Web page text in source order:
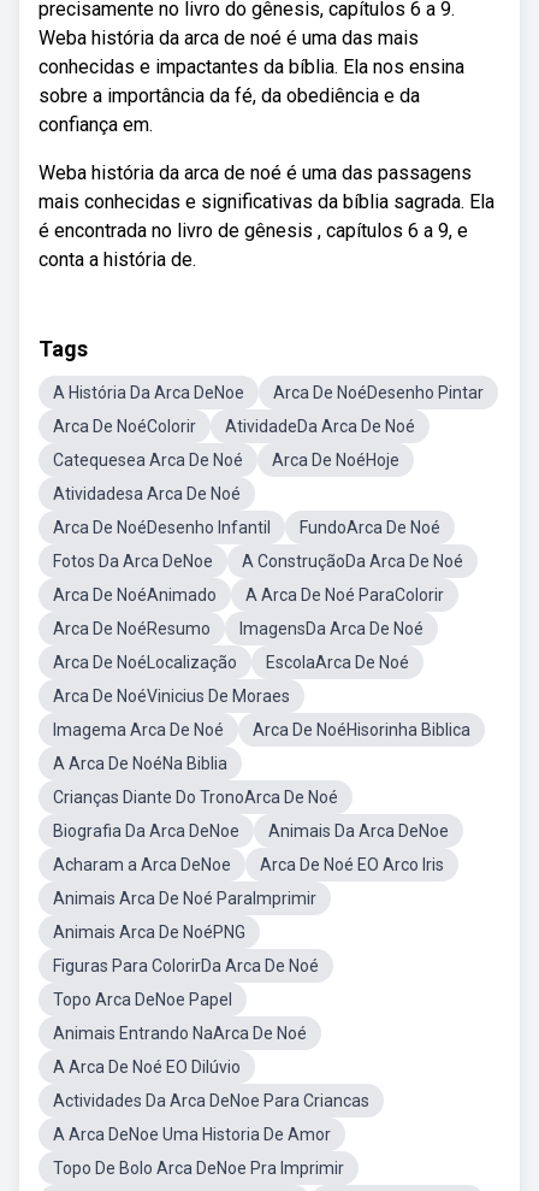
precisamente no livro do gênesis, capítulos 6 a 9.
Weba história da arca de noé é uma das mais
conhecidas e impactantes da bíblia. Ela nos ensina
sobre a importância da fé, da obediência e da
confiança em.
Weba história da arca de noé é uma das passagens
mais conhecidas e significativas da bíblia sagrada. Ela
é encontrada no livro de gênesis , capítulos 6 a 9, e
conta a história de.
Tags
A História Da Arca DeNoe
Arca De NoéDesenho Pintar
Arca De NoéColorir
AtividadeDa Arca De Noé
Catequesea Arca De Noé
Arca De NoéHoje
Atividadesa Arca De Noé
Arca De NoéDesenho Infantil
FundoArca De Noé
Fotos Da Arca DeNoe
A ConstruçãoDa Arca De Noé
Arca De NoéAnimado
A Arca De Noé ParaColorir
Arca De NoéResumo
ImagensDa Arca De Noé
Arca De NoéLocalização
EscolaArca De Noé
Arca De NoéVinicius De Moraes
Imagema Arca De Noé
Arca De NoéHisorinha Biblica
A Arca De NoéNa Biblia
Crianças Diante Do TronoArca De Noé
Biografia Da Arca DeNoe
Animais Da Arca DeNoe
Acharam a Arca DeNoe
Arca De Noé EO Arco Iris
Animais Arca De Noé ParaImprimir
Animais Arca De NoéPNG
Figuras Para ColorirDa Arca De Noé
Topo Arca DeNoe Papel
Animais Entrando NaArca De Noé
A Arca De Noé EO Dilúvio
Actividades Da Arca DeNoe Para Criancas
A Arca DeNoe Uma Historia De Amor
Topo De Bolo Arca DeNoe Pra Imprimir